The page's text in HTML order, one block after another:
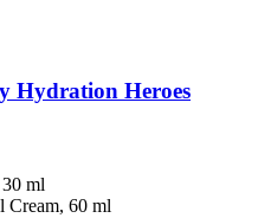
Hydration Heroes
ml
Cream, 60 ml